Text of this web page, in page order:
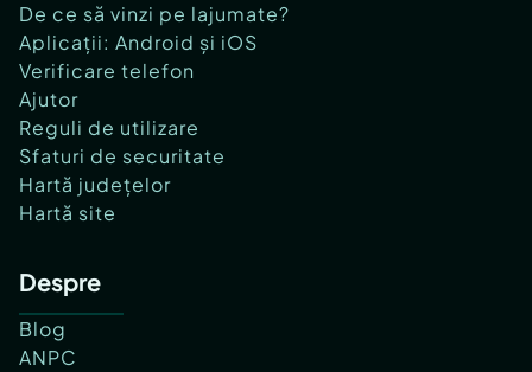
De ce să vinzi pe lajumate?
Aplicații: Android și iOS
Verificare telefon
Ajutor
Reguli de utilizare
Sfaturi de securitate
Hartă județelor
Hartă site
Despre
Blog
ANPC